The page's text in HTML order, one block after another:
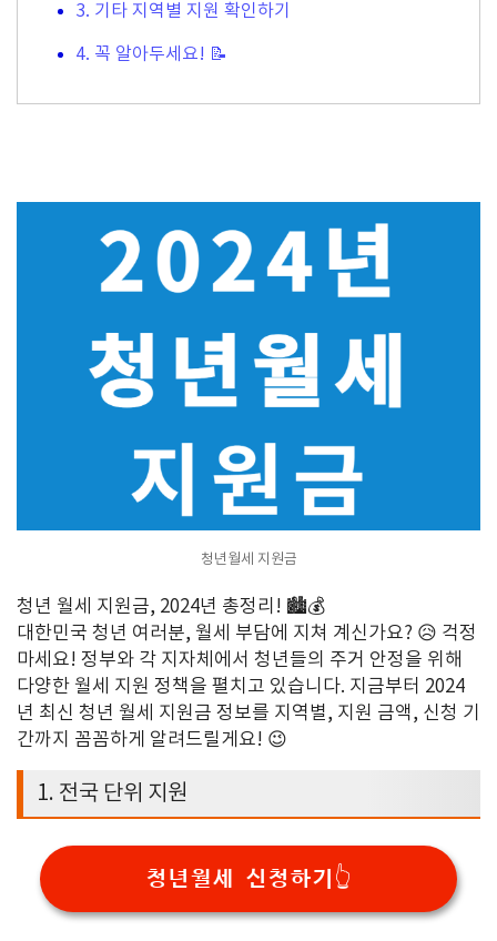
3. 기타 지역별 지원 확인하기
4. 꼭 알아두세요! 📝
청년월세 지원금
청년 월세 지원금, 2024년 총정리 ! 🏙💰
대한민국 청년 여러분, 월세 부담에 지쳐 계신가요? 😥 걱정
마세요! 정부와 각 지자체에서 청년들의 주거 안정을 위해
다양한 월세 지원 정책을 펼치고 있습니다. 지금부터 2024
년 최신 청년 월세 지원금 정보를 지역별, 지원 금액, 신청 기
간까지 꼼꼼하게 알려드릴게요! 😉
1. 전국 단위 지원
청년월세 신청하기👆